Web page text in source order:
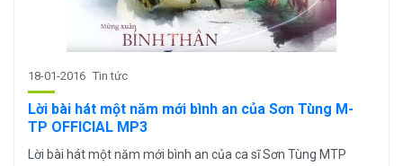
18-01-2016 Tin tức
Lời bài hát một năm mới bình an của Sơn Tùng M-
TP OFFICIAL MP3
Lời bài hát một năm mới bình an của ca sĩ Sơn Tùng MTP